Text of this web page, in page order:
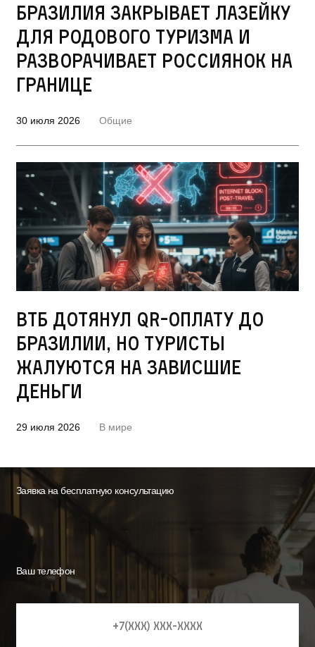
Бразилия закрывает лазейку
для родового туризма и
разворачивает россиянок на
границе
30 июля 2026 Общие
ВТБ дотянул QR-оплату до
Бразилии, но туристы
жалуются на зависшие
деньги
29 июля 2026 В мире
Заявка на бесплатную консультацию
Ваш телефон